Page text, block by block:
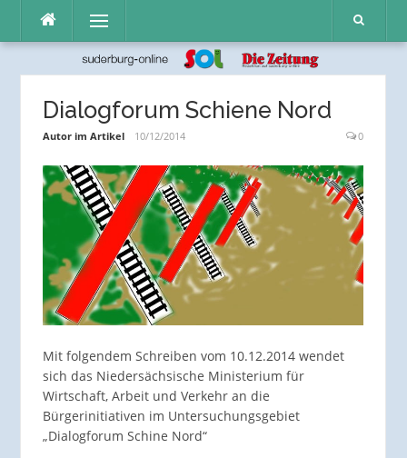
Inhalt
Menü
Dialogforum Schiene Nord
Autor im Artikel 10/12/2014 0
Mit folgendem Schreiben vom 10.12.2014 wendet
sich das Niedersächsische Ministerium für
Wirtschaft, Arbeit und Verkehr an die
Bürgerinitiativen im Untersuchungsgebiet
„Dialogforum Schine Nord“